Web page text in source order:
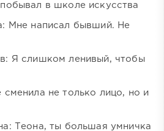
в школе искусства
Мне написал бывший. Не
Я слишком ленивый, чтобы
сменила не только лицо, но и
Теона, ты большая умничка